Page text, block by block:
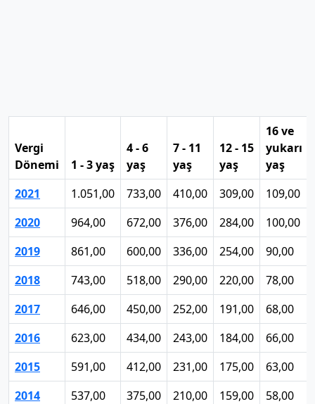
Vergi
Dönemi
1 - 3 yaş
4 - 6
yaş
7 - 11
yaş
12 - 15
yaş
16 ve
yukarı
yaş
2021
1.051,00 733,00 410,00 309,00
109,00
2020
964,00 672,00 376,00 284,00
100,00
2019
861,00 600,00 336,00 254,00
90,00
2018
743,00 518,00 290,00 220,00
78,00
2017
646,00 450,00 252,00 191,00
68,00
2016
623,00 434,00 243,00 184,00
66,00
2015
591,00 412,00 231,00 175,00
63,00
2014
537,00 375,00 210,00 159,00
58,00